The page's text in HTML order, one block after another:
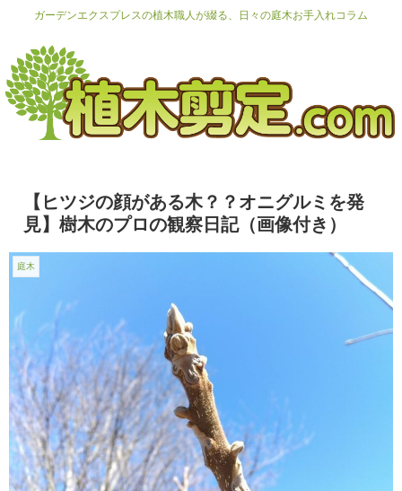
ガーデンエクスプレスの植木職人が綴る、日々の庭木お手入れコラム
【ヒツジの顔がある木？？オニグルミを発
見】樹木のプロの観察日記（画像付き）
庭木